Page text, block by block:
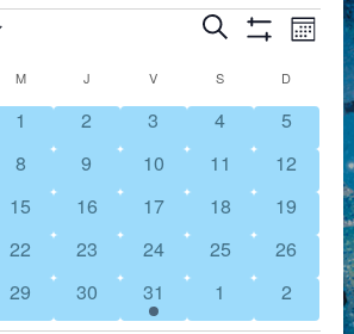
et
navigation
de
vues
Recherche
Filtres
Mois
M MERCREDI
J V VENDREDI
S D
0
évènements
1
0
évènements
2
0
évènements
3
0
évènements
4
0
5
0
évènements
8
0
évènements
9
0
évènements
10
0
évènements
11
0
12
0
évènements
15
0
évènements
16
0
évènements
17
0
évènements
18
0
19
0
évènements
22
0
évènements
23
0
évènements
24
0
évènements
25
0
26
0
évènements
29
0
évènements
30
2
évènements
31
0
évènements
1
0
2